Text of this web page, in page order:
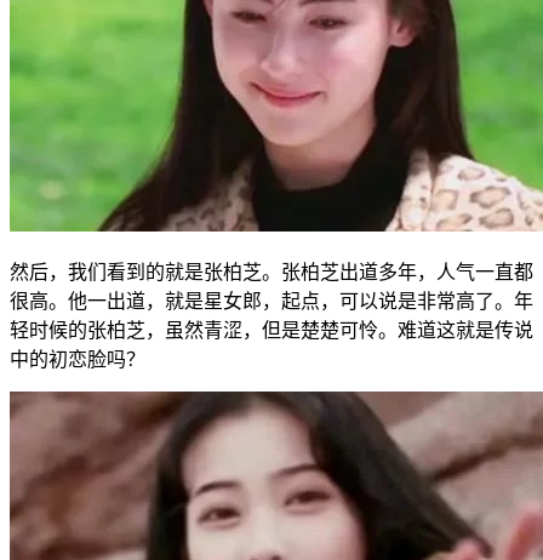
然后，我们看到的就是张柏芝。张柏芝出道多年，人气一直都
很高。他一出道，就是星女郎，起点，可以说是非常高了。年
轻时候的张柏芝，虽然青涩，但是楚楚可怜。难道这就是传说
中的初恋脸吗？